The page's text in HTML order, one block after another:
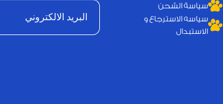
سياسة الشحن
سياسه الاسترجاع و
الاستبدال